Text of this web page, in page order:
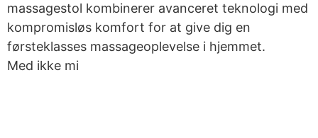
massagestol kombinerer avanceret teknologi med
kompromisløs komfort for at give dig en
førsteklasses massageoplevelse i hjemmet.
Med ikke mi